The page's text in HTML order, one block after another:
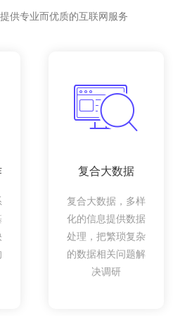
供专业而优质的互联网服务
复合大数据
复合大数据，多样
化的信息提供数据
处理，把繁琐复杂
的数据相关问题解
决调研